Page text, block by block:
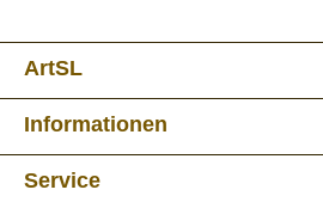
ArtSL
Informationen
Service